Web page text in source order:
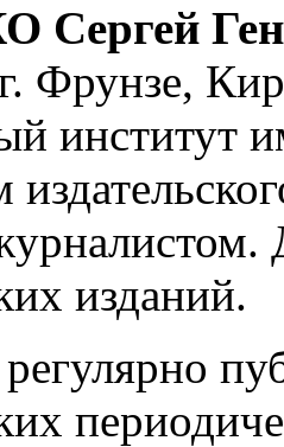
Фрунзе,
институт
изданий.